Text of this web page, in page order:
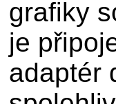
grafiky
je
adaptér